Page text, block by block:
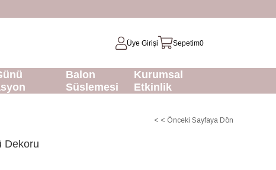
Üye Girişi Sepetim0
Balon
Süslemesi
Kurumsal
Etkinlik
< < Önceki Sayfaya Dön
Dekoru